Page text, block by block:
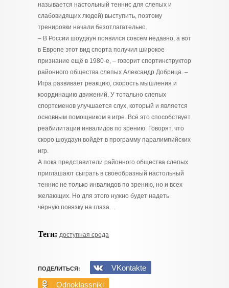
называется настольный теннис для слепых и
слабовидящих людей) выступить, поэтому
тренировки начали безотлагательно.
– В России шоудаун появился совсем недавно, а вот
в Европе этот вид спорта получил широкое
признание ещё в 1980-е, – говорит спортинструктор
районного общества слепых Александр Добрица. –
Игра развивает реакцию, скорость мышления и
координацию движений. У тотально слепых
спортсменов улучшается слух, который и является
основным помощником в игре. Всё это способствует
реабилитации инвалидов по зрению. Говорят, что
скоро шоудаун войдёт в программу паралимпийских
игр.
А пока представители районного общества слепых
приглашают сыграть в своеобразный настольный
теннис не только инвалидов по зрению, но и всех
желающих. Но для этого нужно будет надеть
чёрную повязку на глаза…
Теги: доступная среда
ПОДЕЛИТЬСЯ:
VKontakte
Odnoklassniki